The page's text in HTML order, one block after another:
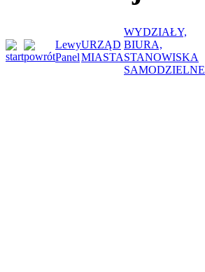
Lewy
Panel
URZĄD
MIASTA
WYDZIAŁY,
BIURA,
STANOWISKA
SAMODZIELNE